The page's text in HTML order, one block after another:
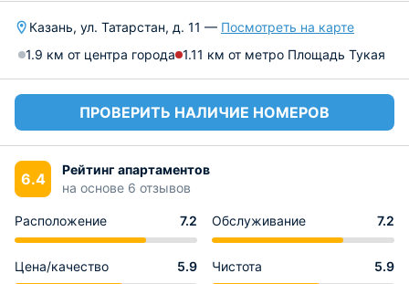
Казань, ул. Татарстан, д. 11 — Посмотреть на карте
1.9 км от центра города 1.11 км от метро Площадь Тукая
ПРОВЕРИТЬ НАЛИЧИЕ НОМЕРОВ
6.4
Рейтинг апартаментов
на основе 6 отзывов
Расположение 7.2 Обслуживание 7.2
Цена/качество 5.9 Чистота 5.9